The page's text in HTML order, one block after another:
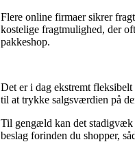
Flere online firmaer sikrer
kostelige fragtmulighed, der
pakkeshop.
Det er i dag ekstremt
til at trykke salgsværdien på
Til gengæld kan det stadigvæk
beslag forinden du shopper,